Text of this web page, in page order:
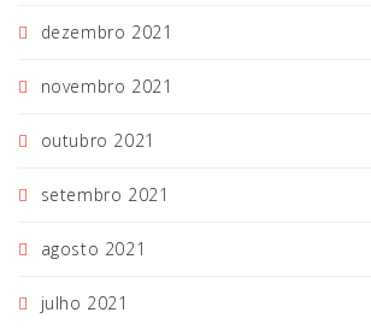
dezembro 2021
novembro 2021
outubro 2021
setembro 2021
agosto 2021
julho 2021